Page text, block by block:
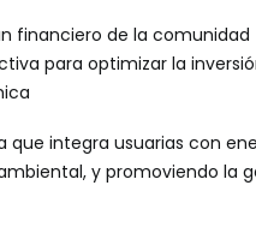
financiero de la comunidad
para optimizar la
que integra usuarias con
y promoviendo la